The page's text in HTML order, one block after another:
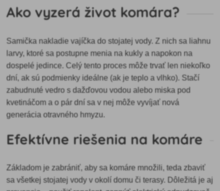
Ako vyzerá život komára?
Samička nakladie vajíčka do stojatej vody. Z nich sa liahnu
larvy, ktoré sa postupne menia na kukly a napokon na
dospelé jedince. Celý tento proces môže trvať len niekoľko
dní, ak sú podmienky ideálne (ak je teplo a vlhko). Stačí
zabudnuté vedro s dažďovou vodou alebo miska pod
kvetináčom a o pár dní sa v nej môže vyvíjať nová
generácia otravného hmyzu.
Efektívne riešenia na komáre
Základom je zabrániť, aby sa komáre množili, teda zbaviť
sa všetkej stojatej vody v okolí domu či terasy. Dôležitá je aj